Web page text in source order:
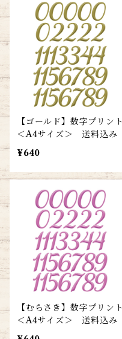
【ゴールド】数字プリント
＜A4サイズ＞ 送料込み
¥640
【むらさき】数字プリント
＜A4サイズ＞ 送料込み